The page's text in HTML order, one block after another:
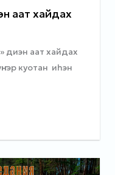
аат хайдах
диэн аат хайдах
куотан иһэн